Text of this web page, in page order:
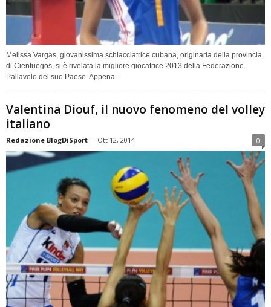
Melissa Vargas, giovanissima schiacciatrice cubana, originaria della provincia
di Cienfuegos, si è rivelata la migliore giocatrice 2013 della Federazione
Pallavolo del suo Paese. Appena...
Valentina Diouf, il nuovo fenomeno del volley
italiano
Redazione BlogDiSport - Ott 12, 2014 0